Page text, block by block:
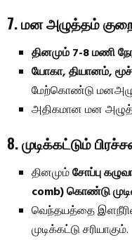
7. மன அழுத்தம்
தினமும் 7-8 மணி
யோகா, தியானம்,
மேற்கொண்டு
அதிகமான மன
8. முடிக்கட்டும்
தினமும்சோப்பு
comb) கொண்டு
வெந்தயத்தை
முடிக்கட்டு சரியாகும்.